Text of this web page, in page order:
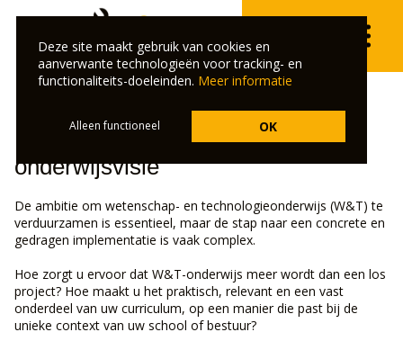
Een sparringpartner voor uw
onderwijsvisie
De ambitie om wetenschap- en technologieonderwijs (W&T) te
verduurzamen is essentieel, maar de stap naar een concrete en
gedragen implementatie is vaak complex.
Hoe zorgt u ervoor dat W&T-onderwijs meer wordt dan een los
project? Hoe maakt u het praktisch, relevant en een vast
onderdeel van uw curriculum, op een manier die past bij de
unieke context van uw school of bestuur?
Deze site maakt gebruik van cookies en
aanverwante technologieën voor tracking- en
functionaliteits-doeleinden. Meer informatie
Alleen functioneel OK